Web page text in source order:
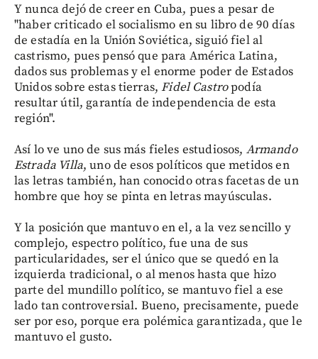
Y nunca dejó de creer en Cuba, pues a pesar de
"haber criticado el socialismo en su libro de 90 días
de estadía en la Unión Soviética, siguió fiel al
castrismo, pues pensó que para América Latina,
dados sus problemas y el enorme poder de Estados
Unidos sobre estas tierras,Fidel Castropodía
resultar útil, garantía de independencia de esta
región".
Así lo ve uno de sus más fieles estudiosos, Armando
Estrada Villa, uno de esos políticos que metidos en
las letras también, han conocido otras facetas de un
hombre que hoy se pinta en letras mayúsculas.
Y la posición que mantuvo en el, a la vez sencillo y
complejo, espectro político, fue una de sus
particularidades, ser el único que se quedó en la
izquierda tradicional, o al menos hasta que hizo
parte del mundillo político, se mantuvo fiel a ese
lado tan controversial. Bueno, precisamente, puede
ser por eso, porque era polémica garantizada, que le
mantuvo el gusto.